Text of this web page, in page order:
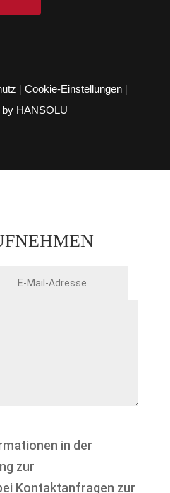
| Cookie-Einstellungen|
by HANSOLU
in der
zur
Kontaktanfragen zur